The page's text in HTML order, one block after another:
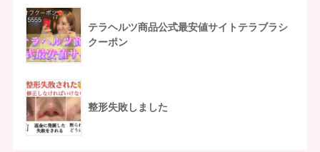
テラヘルツ商品公式最安値サイトテラブラシ
クーポン
整形失敗しました